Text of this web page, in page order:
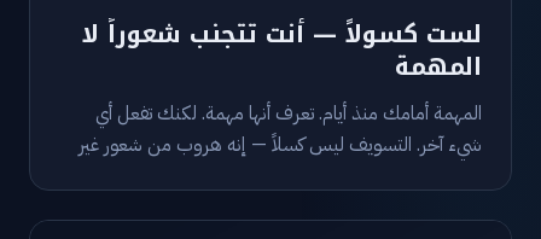
لست كسولاً — أنت تتجنب شعوراً لا
المهمة
المهمة أمامك منذ أيام. تعرف أنها مهمة. لكنك تفعل أي
شيء آخر. التسويف ليس كسلاً — إنه هروب من شعور غير